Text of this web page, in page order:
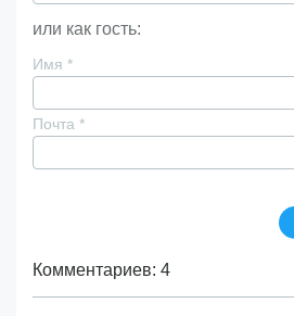
или как гость:
Имя *
Почта *
Комментариев: 4